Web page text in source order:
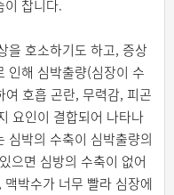
이 찹니다.
을 호소하기도 하고, 증상
인해 심박출량(심장이 수
호흡 곤란, 무력감, 피곤
요인이 결합되어 나타나
심박의 수축이 심박출량의
으면 심방의 수축이 없어
박수가 너무 빨라 심장에